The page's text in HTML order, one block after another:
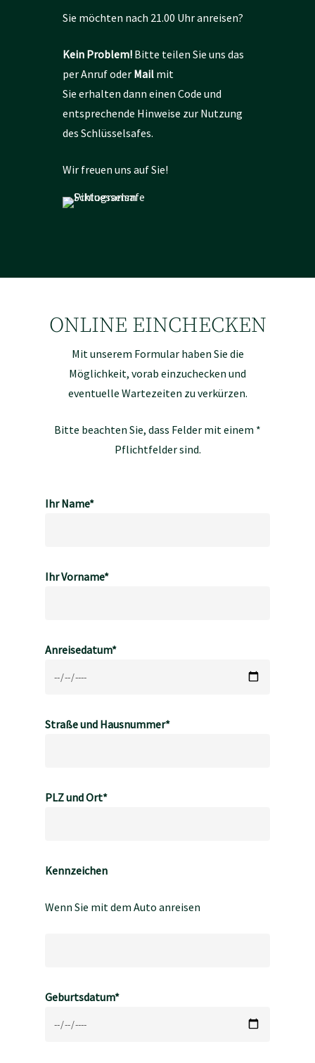
Sie möchten nach 21.00 Uhr anreisen?
Kein Problem! Bitte teilen Sie uns das
per Anruf oder Mail mit
Sie erhalten dann einen Code und
entsprechende Hinweise zur Nutzung
des Schlüsselsafes.
Wir freuen uns auf Sie!
ONLINE EINCHECKEN
Mit unserem Formular haben Sie die
Möglichkeit, vorab einzuchecken und
eventuelle Wartezeiten zu verkürzen.
Bitte beachten Sie, dass Felder mit einem *
Pflichtfelder sind.
Ihr Name*
Ihr Vorname*
Anreisedatum*
Straße und Hausnummer*
PLZ und Ort*
Kennzeichen
Wenn Sie mit dem Auto anreisen
Geburtsdatum*